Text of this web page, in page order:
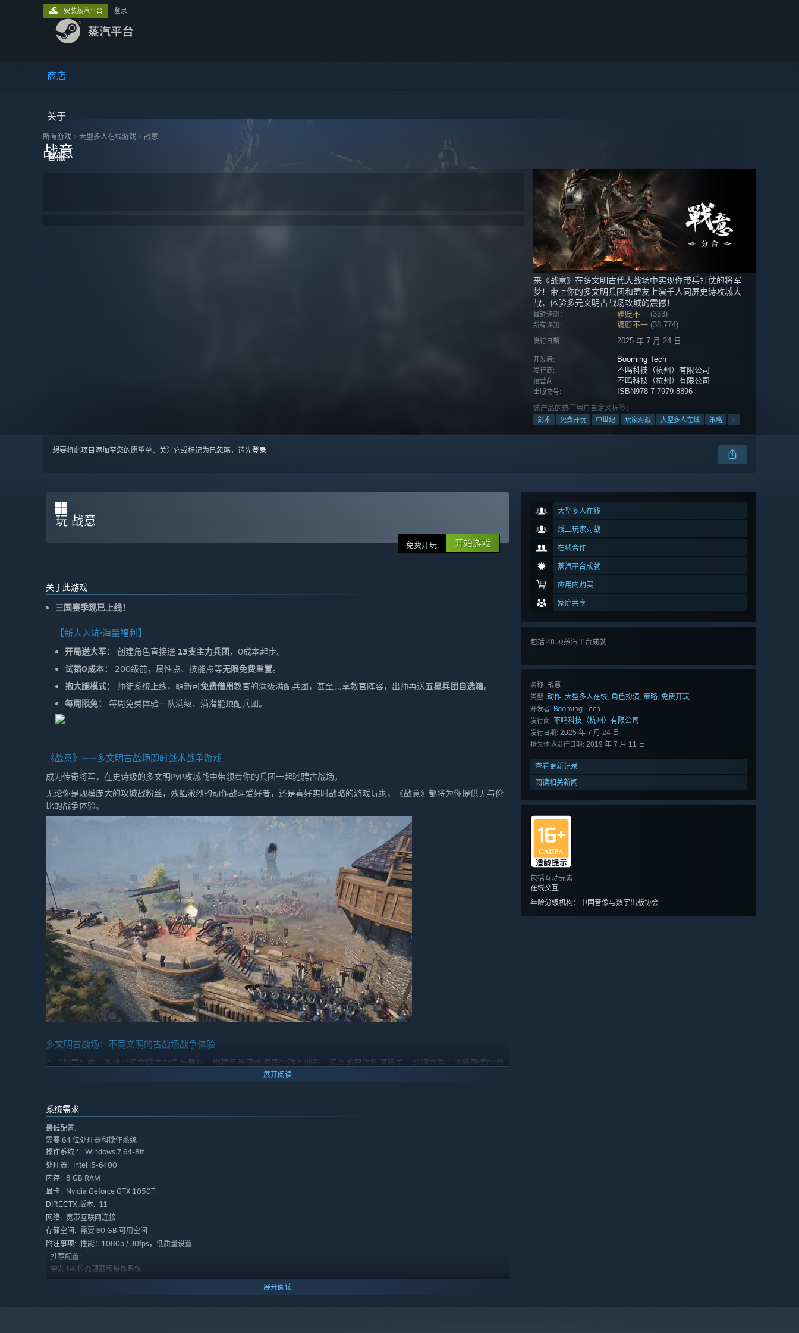
商店
关于
客服
安装蒸汽平台 登录
所有游戏 > 大型多人在线‎游戏 > 战意
战意
来《战意》在多文明古代大战场中实现你带兵打仗的将军
梦！带上你的多文明兵团和盟友上演千人同屏史诗攻城大
战，体验多元文明古战场攻城的震撼！
最近评测： 褒贬不一 (333)
所有评测： 褒贬不一 (38,774)
发行日期: 2025 年 7 月 24 日
开发者: Booming Tech
发行商: 不鸣科技（杭州）有限公司
运营商: 不鸣科技（杭州）有限公司
出版物号: ISBN978-7-7979-8896
该产品的热门用户自定义标签：
剑术 免费开玩 中世纪 玩家对战 大型多人在线 策略 +
想要将此项目添加至您的愿望单、关注它或标记为已忽略，请先登录
大型多人在线
线上玩家对战
在线合作
蒸汽平台成就
应用内购买
家庭共享
包括 48 项蒸汽平台成就
名称: 战意
类型: 动作, 大型多人在线, 角色扮演, 策略, 免费开玩
开发者: Booming Tech
发行商: 不鸣科技（杭州）有限公司
发行日期: 2025 年 7 月 24 日
抢先体验发行日期: 2019 年 7 月 11 日
查看更新记录
阅读相关新闻
包括互动元素
在线交互
年龄分级机构：中国音像与数字出版协会
玩 战意
免费开玩 开始游戏
关于此游戏
三国赛季现已上线！
【新人入坑·海量福利】
开局送大军： 创建角色直接送 13支主力兵团，0成本起步。
试错0成本：
200级前，属性点、技能点等无限免费重置。
抱大腿模式：
师徒系统上线，萌新可免费借用教官的满级满配兵团，甚至共享教官阵容，出师再送五星兵团自选箱。
每周限免：
每周免费体验一队满级、满潜能顶配兵团。
《战意》——多文明古战场即时战术战争游戏
成为传奇将军，在史诗级的多文明PvP攻城战中带领着你的兵团一起驰骋古战场。
无论你是规模庞大的攻城战粉丝，残酷激烈的动作战斗爱好者，还是喜好实时战略的游戏玩家，《战意》都将为你提供无与伦
比的战争体验。
多文明古战场：不同文明的古战场战争体验
在《战意》中，游戏以多文明古战场为舞台，构建多张风格迥异的动态地形，涵盖斯巴达的温泉关、丝绸之路上沙暴肆虐的戈
壁、日本战国夜袭火攻的竹林城寨等。不同文明的经典古战场供将军们体验历史名战役带来的紧张与刺激。
立体化攻城战：策略与战术的终极试炼
体验千人同屏的古战场攻城战：操纵投石机轰击城墙缺口，架设云梯突破箭塔封锁，或是率领重装步兵在瓮城展开白刃拉锯。
战场设计融入真实军事工事逻辑——每场战役包含攻城器械搭建、阵线推进、据点争夺等，三阶段攻防转换带来全然不同的战
术体验。
展开阅读
系统需求
最低配置:
需要 64 位处理器和操作系统
操作系统 *: Windows 7 64-Bit
处理器: Intel I5-6400
内存: 8 GB RAM
显卡: Nvidia Geforce GTX 1050Ti
DIRECTX 版本: 11
网络: 宽带互联网连接
存储空间: 需要 60 GB 可用空间
附注事项: 性能：1080p / 30fps，低质量设置
推荐配置:
需要 64 位处理器和操作系统
操作系统: Windows 10 64-Bit
展开阅读